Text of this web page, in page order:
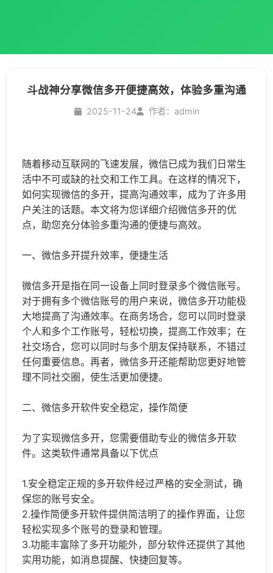
斗战神分享微信多开便捷高效，体验多重沟通
2025-11-24 作者：admin
随着移动互联网的飞速发展，微信已成为我们日常生
活中不可或缺的社交和工作工具。在这样的情况下，
如何实现微信的多开，提高沟通效率，成为了许多用
户关注的话题。本文将为您详细介绍微信多开的优
点，助您充分体验多重沟通的便捷与高效。
一、 微信多开提升效率，便捷生活
微信多开是指在同一设备上同时登录多个微信账号。
对于拥有多个微信账号的用户来说，微信多开功能极
大地提高了沟通效率。在商务场合，您可以同时登录
个人和多个工作账号，轻松切换，提高工作效率；在
社交场合，您可以同时与多个朋友保持联系，不错过
任何重要信息。再者，微信多开还能帮助您更好地管
理不同社交圈，使生活更加便捷。
二、微信多开软件安全稳定，操作简便
为了实现微信多开，您需要借助专业的微信多开软
件。这类软件通常具备以下优点
1.安全稳定正规的多开软件经过严格的安全测试，确
保您的账号安全。
2.操作简便多开软件提供简洁明了的操作界面，让您
轻松实现多个账号的登录和管理。
3.功能丰富除了多开功能外，部分软件还提供了其他
实用功能，如消息提醒、快捷回复等。